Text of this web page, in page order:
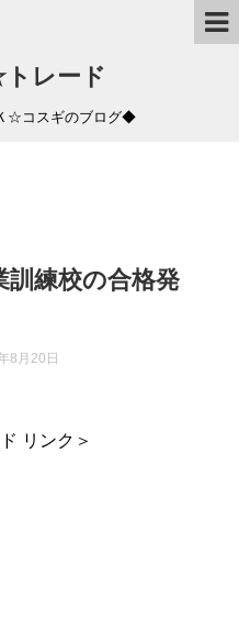
レード
☆コスギのブログ◆
訓練校の合格発
8月20日
リンク＞